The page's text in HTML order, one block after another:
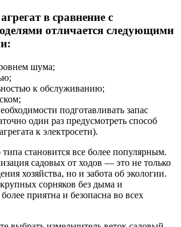
в сравнение с
отличается следующими
шума;
к обслуживанию;
подготавливать запас
один раз предусмотреть способ
к электросети).
становится все более популярным.
садовых от ходов — это не только
хозяйства, но и забота об экологии.
сорняков без дыма и
приятна и безопасна во всех